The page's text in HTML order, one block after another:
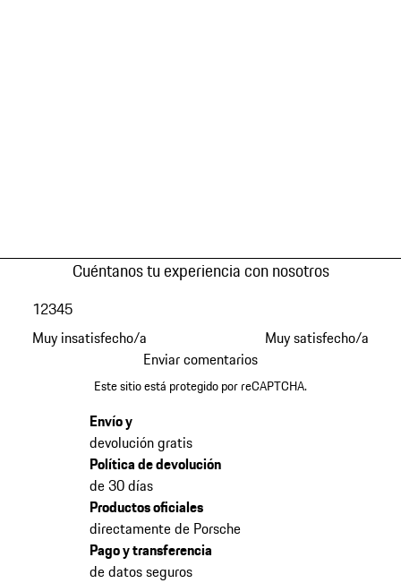
Cuéntanos tu experiencia con nosotros
Muy insatisfecho/a
12345
Muy satisfecho/a
Enviar comentarios
Este sitio está protegido por reCAPTCHA.
Envío y
devolución gratis
Política de devolución
de 30 días
Productos oficiales
directamente de Porsche
Pago y transferencia
de datos seguros